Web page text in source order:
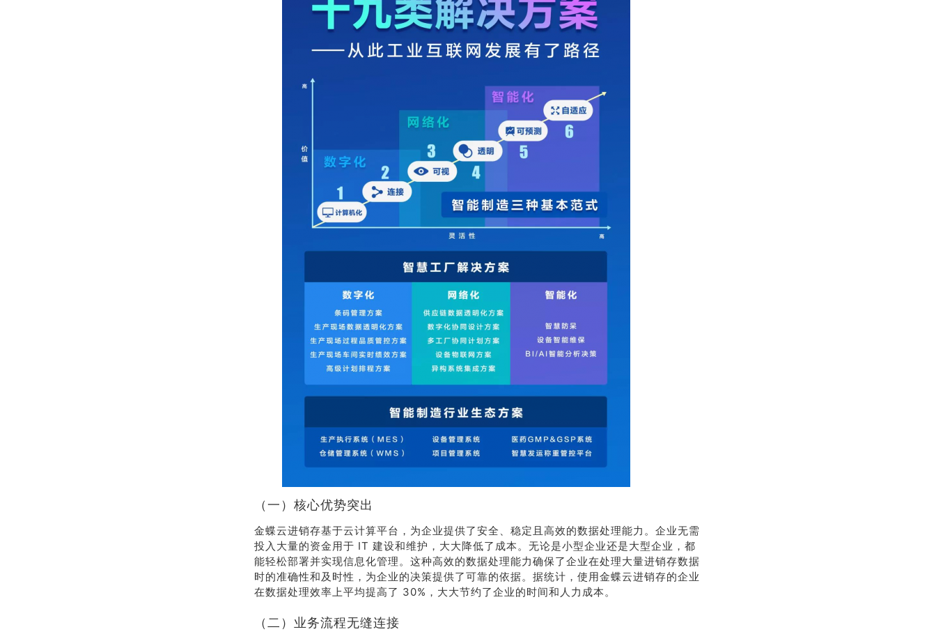
（一）核心优势突出
金蝶云进销存基于云计算平台，为企业提供了安全、稳定且高效的数据处理能力。企业无需
投入大量的资金用于 IT 建设和维护，大大降低了成本。无论是小型企业还是大型企业，都
能轻松部署并实现信息化管理。这种高效的数据处理能力确保了企业在处理大量进销存数据
时的准确性和及时性，为企业的决策提供了可靠的依据。据统计，使用金蝶云进销存的企业
在数据处理效率上平均提高了 30%，大大节约了企业的时间和人力成本。
（二）业务流程无缝连接